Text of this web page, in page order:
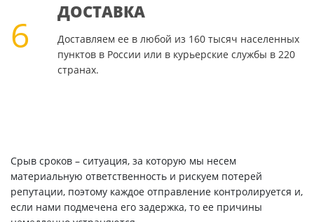
6
ДОСТАВКА
Доставляем ее в любой из 160 тысяч населенных
пунктов в России или в курьерские службы в 220
странах.
Срыв сроков – ситуация, за которую мы несем
материальную ответственность и рискуем потерей
репутации, поэтому каждое отправление контролируется и,
если нами подмечена его задержка, то ее причины